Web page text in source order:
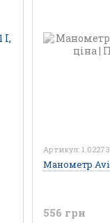
Артикул:
Манометр
556 грн